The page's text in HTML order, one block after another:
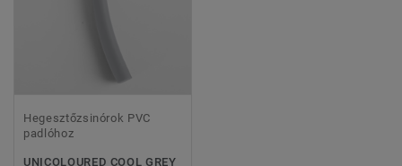
Hegesztőzsinórok PVC
padlóhoz
UNICOLOURED COOL GREY